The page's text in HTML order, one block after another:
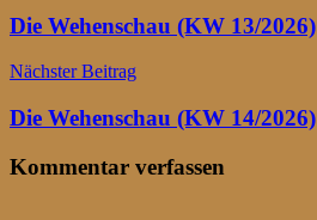
Die Wehenschau (KW 13/2026)
Nächster Beitrag
Die Wehenschau (KW 14/2026)
Kommentar verfassen